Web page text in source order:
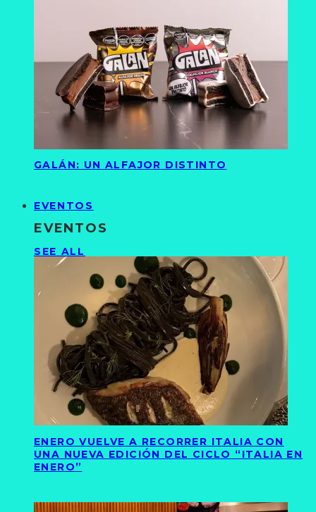
GALÁN: UN ALFAJOR DISTINTO
EVENTOS
EVENTOS
SEE ALL
ENERO VUELVE A RECORRER ITALIA CON
UNA NUEVA EDICIÓN DEL CICLO “ITALIA EN
ENERO”